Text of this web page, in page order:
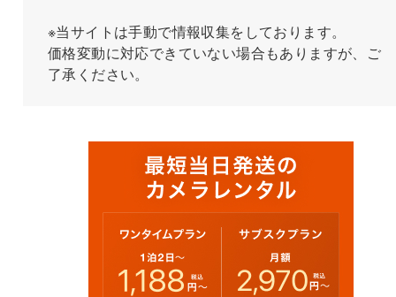
※当サイトは手動で情報収集をしております。
価格変動に対応できていない場合もありますが、ご
了承ください。